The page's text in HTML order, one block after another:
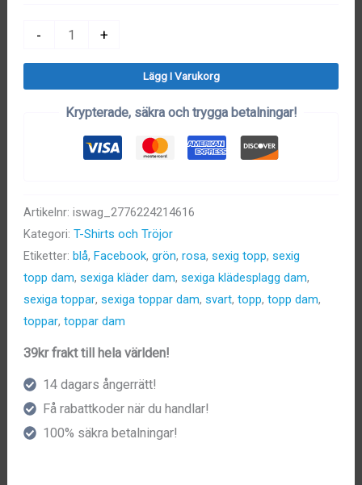
-
Topp
+
Lägg I Varukorg
Krypterade, säkra och trygga betalningar!
Artikelnr: iswag_2776224214616
Kategori: T-Shirts och Tröjor
Etiketter: blå, Facebook, grön, rosa, sexig topp, sexig
topp dam, sexiga kläder dam, sexiga klädesplagg dam,
sexiga toppar, sexiga toppar dam, svart, topp, topp dam,
toppar, toppar dam
39kr frakt till hela världen!
14 dagars ångerrätt!
Få rabattkoder när du handlar!
100% säkra betalningar!